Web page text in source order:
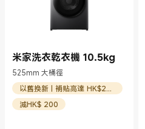
米家洗衣乾衣機 10.5kg
525mm 大桶徑
以舊換新 | 補貼高達 HK$200
減HK$ 200